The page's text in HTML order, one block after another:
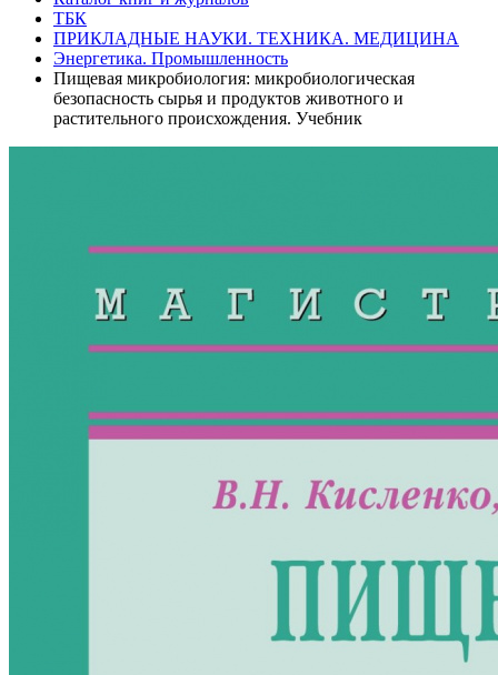
ТБК
ПРИКЛАДНЫЕ НАУКИ. ТЕХНИКА. МЕДИЦИНА
Энергетика. Промышленность
Пищевая микробиология: микробиологическая
безопасность сырья и продуктов животного и
растительного происхождения. Учебник